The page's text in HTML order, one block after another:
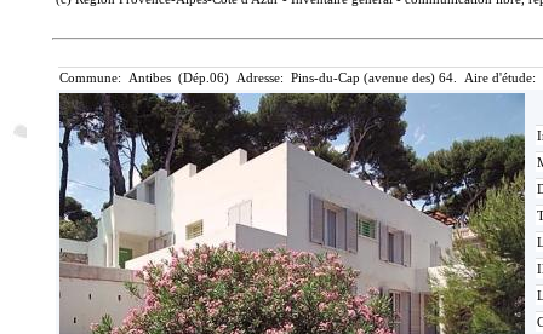
Commune: Antibes (Dép.06) Adresse: Pins-du-Cap (avenue des) 64. Aire d'étude: